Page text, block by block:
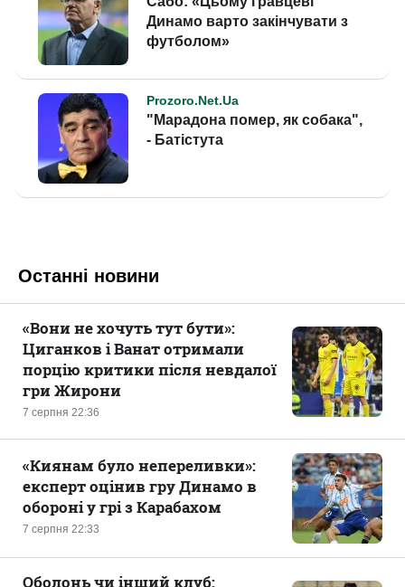
Останні новини
7 серпня 22:36
«Вони не хочуть тут бути»:
Циганков і Ванат отримали
порцію критики після невдалої
гри Жирони
7 серпня 22:33
«Киянам було непереливки»:
експерт оцінив гру Динамо в
обороні у грі з Карабахом
Оболонь чи інший клуб: